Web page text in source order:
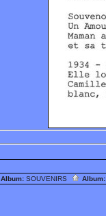
Album: SOUVENIRS Album: